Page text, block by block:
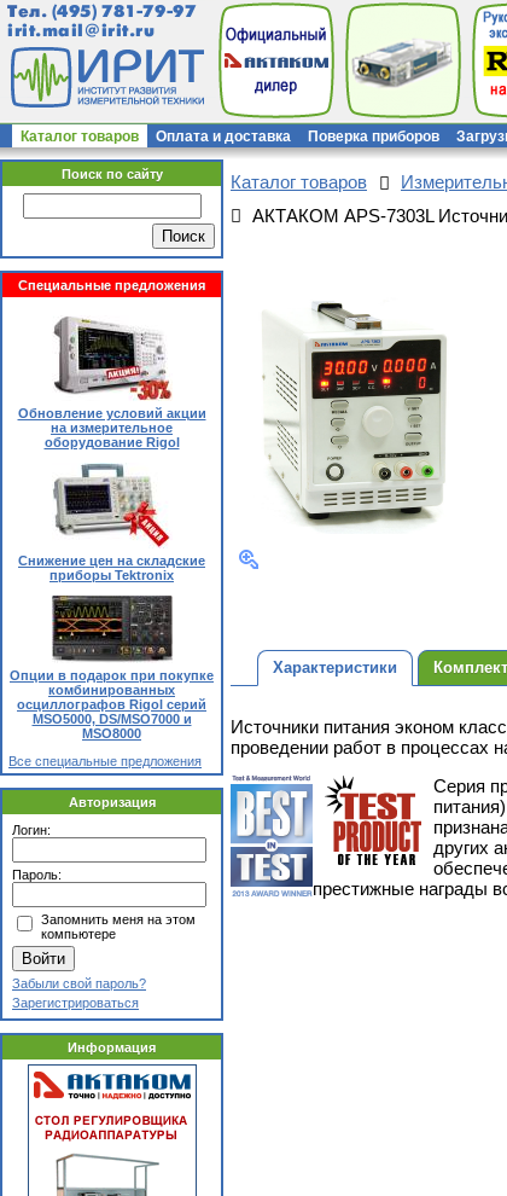
Тел. (495) 781-79-97
irit.mail@irit.ru
Каталог товаров Оплата и доставка Поверка приборов
Поиск по сайту
Специальные предложения
Обновление условий акции
на измерительное
оборудование Rigol
Снижение цен на складские
приборы Tektronix
Опции в подарок при покупке
комбинированных
осциллографов Rigol серий
MSO5000, DS/MSO7000 и
MSO8000
Все специальные предложения
Авторизация
Логин:
Пароль:
Запомнить меня на этом
компьютере
Забыли свой пароль?
Зарегистрироваться
Информация
Каталог товаров
АКТАКОМ APS-7303L
Характеристики
Источники питания эконом
проведении работ в процессах
Серия
других
престижные награды